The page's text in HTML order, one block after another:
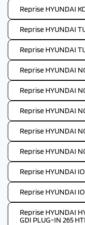
Reprise HYUNDAI
Reprise HYUNDAI
Reprise HYUNDAI
Reprise HYUNDAI
Reprise HYUNDAI
Reprise HYUNDAI
Reprise HYUNDAI
Reprise HYUNDAI
Reprise HYUNDAI
Reprise HYUNDAI
Reprise HYUNDAI
GDI PLUG-IN 265